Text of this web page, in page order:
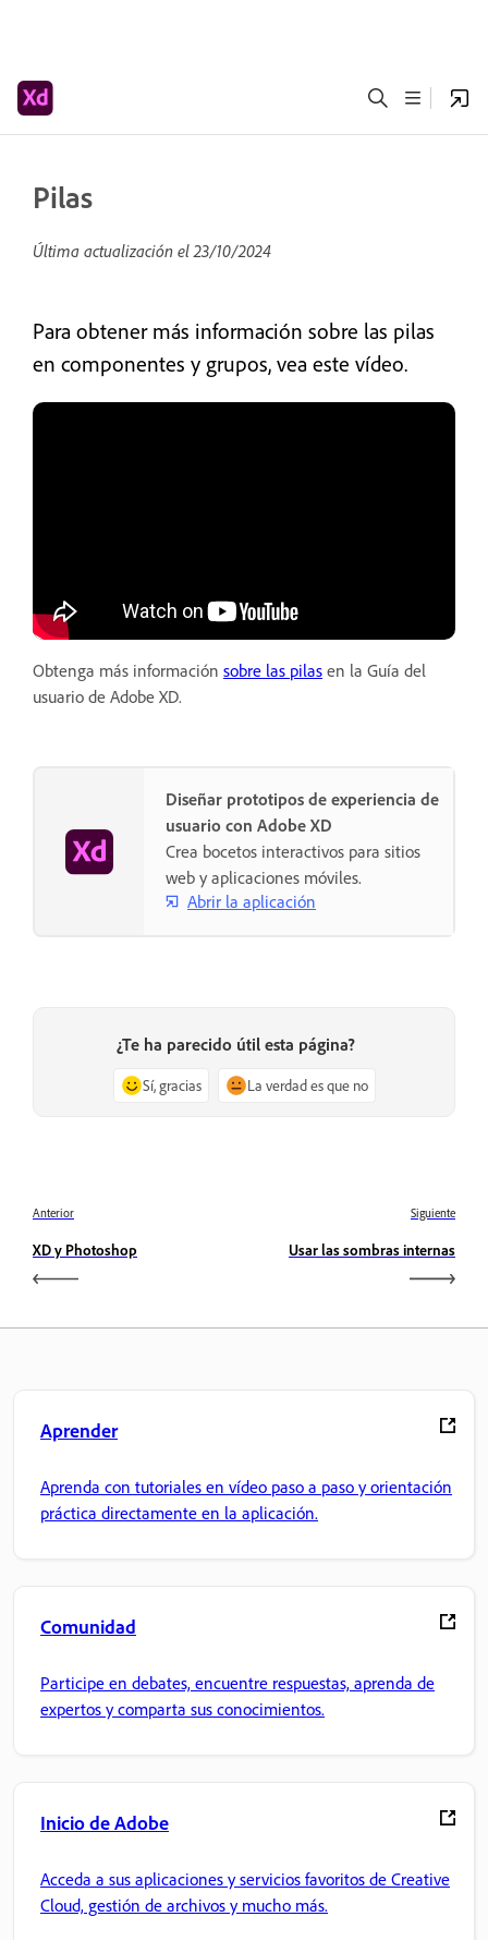
Pilas
Última actualización el23/10/2024
Para obtener más información sobre las pilas
en componentes y grupos, vea este vídeo.
Obtenga más información sobre las pilas en la Guía del
usuario de Adobe XD.
Diseñar prototipos de experiencia de
usuario con Adobe XD
Crea bocetos interactivos para sitios
web y aplicaciones móviles.
Abrir la aplicación
¿Te ha parecido útil esta página?
Sí, gracias La verdad es que no
Anterior
XD y Photoshop
Siguiente
Usar las sombras internas
Aprender
Aprenda con tutoriales en vídeo paso a paso y orientación
práctica directamente en la aplicación.
Comunidad
Participe en debates, encuentre respuestas, aprenda de
expertos y comparta sus conocimientos.
Inicio de Adobe
Acceda a sus aplicaciones y servicios favoritos de Creative
Cloud, gestión de archivos y mucho más.